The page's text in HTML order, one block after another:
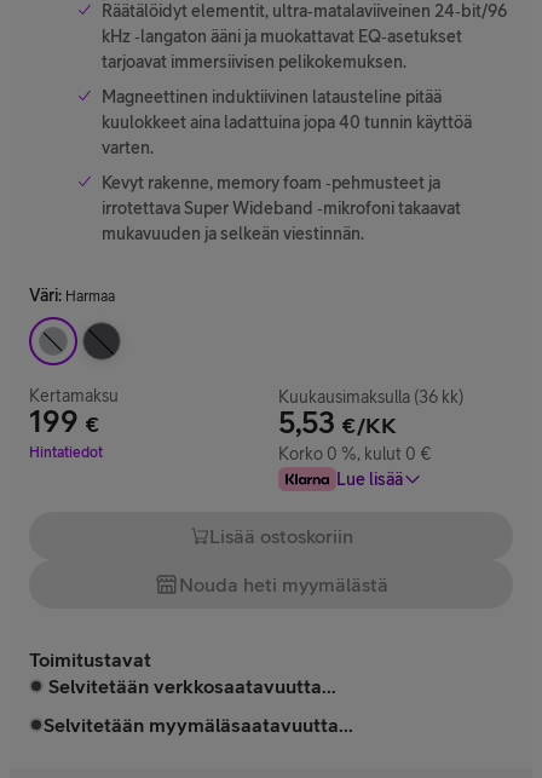
Räätälöidyt elementit, ultra‑matalaviiveinen 24‑bit/96
kHz ‑langaton ääni ja muokattavat EQ‑asetukset
tarjoavat immersiivisen pelikokemuksen.
Magneettinen induktiivinen latausteline pitää
kuulokkeet aina ladattuina jopa 40 tunnin käyttöä
varten.
Kevyt rakenne, memory foam ‑pehmusteet ja
irrotettava Super Wideband ‑mikrofoni takaavat
mukavuuden ja selkeän viestinnän.
Väri: Harmaa
Kertamaksu
199 €
Hinta 199 €
Hintatiedot
Kuukausimaksulla (36 kk)
5,53 €/KK
Korko 0 %, kulut 0 €
Lue lisää
Lisää ostoskoriin
Nouda heti myymälästä
Toimitustavat
Selvitetään verkkosaatavuutta...
Selvitetään myymäläsaatavuutta...